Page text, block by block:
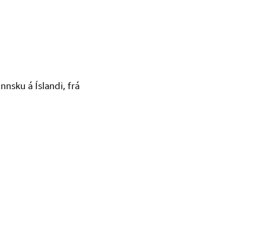
á Íslandi, frá